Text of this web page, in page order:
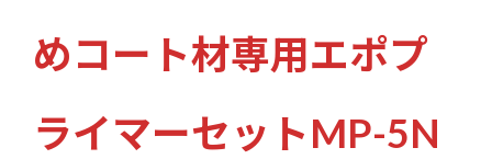
めコート材専用エポプ
ライマーセットMP-5N